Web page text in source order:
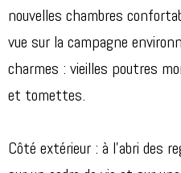
nouvelles chambres
vue sur la campagne
charmes : vieilles poutres
et tomettes.
Côté extérieur : à l'abri des